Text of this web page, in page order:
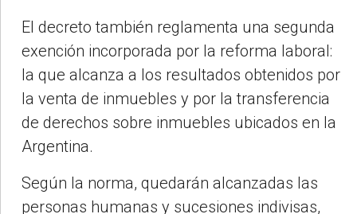
El decreto también reglamenta una segunda
exención incorporada por la reforma laboral:
la que alcanza a los resultados obtenidos por
la venta de inmuebles y por la transferencia
de derechos sobre inmuebles ubicados en la
Argentina.
Según la norma, quedarán alcanzadas las
personas humanas y sucesiones indivisas,